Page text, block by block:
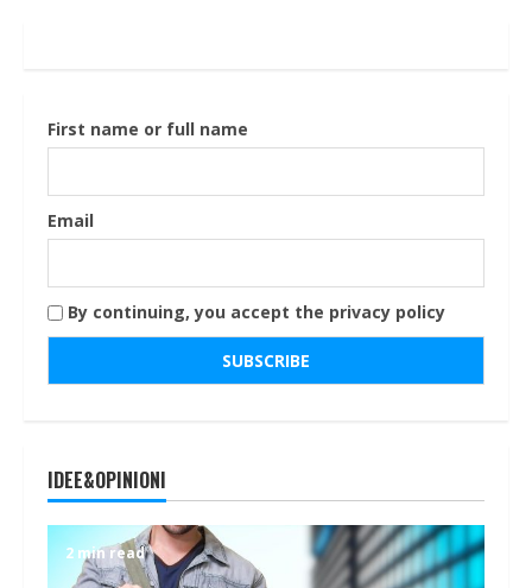
First name or full name
Email
By continuing, you accept the privacy policy
IDEE&OPINIONI
2 min read